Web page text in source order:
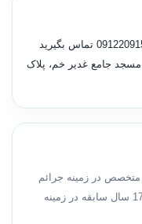
تماس بگیرید
مسجد جامع غدیر خم، پلاک
متخصص در زمینه جرائم
رایانه ای و دعاوی بانکی و ملکی با بیش از 17 سال سابقه در زمینه